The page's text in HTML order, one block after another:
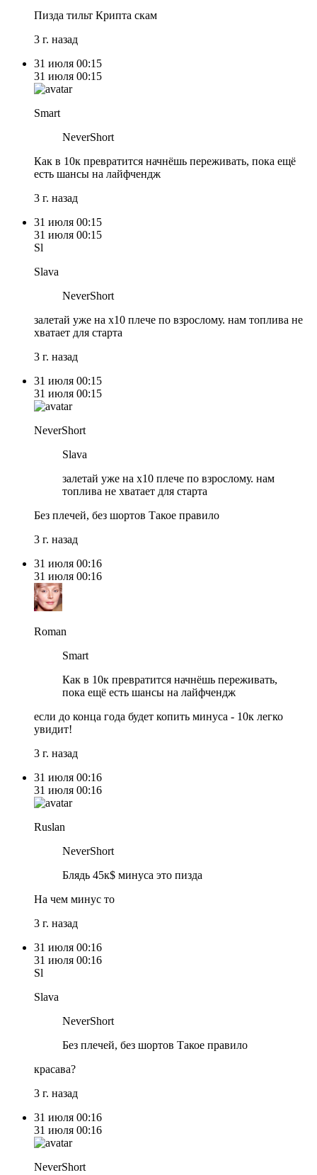
Пизда тильт Крипта скам
3 г. назад
31 июля 00:15
31 июля 00:15
Smart
NeverShort
Как в 10к превратится начнёшь переживать, пока ещё
есть шансы на лайфчендж
3 г. назад
31 июля 00:15
31 июля 00:15
Sl
Slava
NeverShort
залетай уже на x10 плече по взрослому. нам топлива не
хватает для старта
3 г. назад
31 июля 00:15
31 июля 00:15
NeverShort
Slava
залетай уже на x10 плече по взрослому. нам
топлива не хватает для старта
Без плечей, без шортов Такое правило
3 г. назад
31 июля 00:16
31 июля 00:16
Roman
Smart
Как в 10к превратится начнёшь переживать,
пока ещё есть шансы на лайфчендж
если до конца года будет копить минуса - 10к легко
увидит!
3 г. назад
31 июля 00:16
31 июля 00:16
Ruslan
NeverShort
Блядь 45к$ минуса это пизда
На чем минус то
3 г. назад
31 июля 00:16
31 июля 00:16
Sl
Slava
NeverShort
Без плечей, без шортов Такое правило
красава?
3 г. назад
31 июля 00:16
31 июля 00:16
NeverShort